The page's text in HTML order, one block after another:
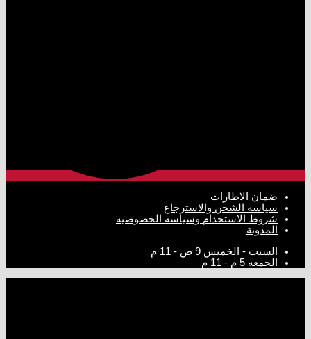
ضمان الاطارات
سياسة الشحن والاسترجاع
شروط الاستخدام وسياسة الخصوصية
المدونة
السبت - الخميس 9 ص - 11 م
الجمعة 5 م - 11 م